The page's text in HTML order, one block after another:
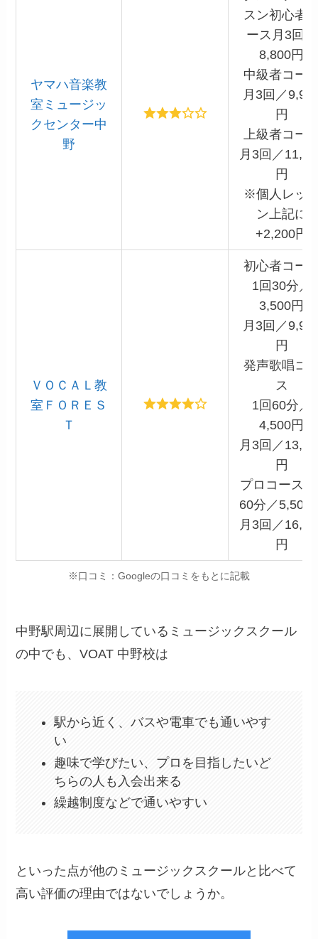
ヤマハ音楽教
室ミュージッ
クセンター中
野
スン初心者
ース月3回／
8,800円
中級者コー
月3回／
円
上級者コー
月3回／
円
※個人レッ
ン上記に
+2,200円
ＶＯＣＡＬ教
室ＦＯＲＥＳ
Ｔ
初心者コー
1回30分／
3,500円
月3回／
円
発声歌唱コ
ス
1回60分／
4,500円
月3回／
円
プロコース1
60分／5,500
月3回／
円
※口コミ：Googleの口コミをもとに記載
中野駅周辺に展開しているミュージックスクール
の中でも、VOAT 中野校は
駅から近く、バスや電車でも通いやす
い
趣味で学びたい、プロを目指したいど
ちらの人も入会出来る
繰越制度などで通いやすい
といった点が他のミュージックスクールと比べて
高い評価の理由ではないでしょうか。